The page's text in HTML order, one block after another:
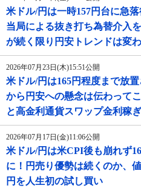
米ドル/円は一時157円台に急
当局による抜き打ち為替介入
が続く限り円安トレンドは変
2026年07月23日(木)15:51公開
米ドル/円は165円程度まで放
から円安への懸念は伝わって
と高金利通貨スワップ金利稼
2026年07月17日(金)11:06公開
米ドル/円は米CPI後も崩れず
に！円売り優勢は続くのか、
円を人生初の試し買い